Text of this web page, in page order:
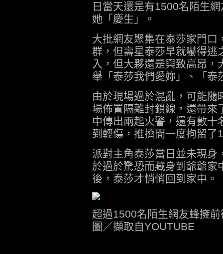
日當天還是有1500名陌生
她「慶生」。
大批網友聚集在泰莎家門口
群，但壽星泰莎早就嚇得逃
入，但大夥還是興致高昂
舉「泰莎我們愛妳」、「泰
由於現場過於混亂，可能隨
場佈置隔離封鎖線，還帶來
中傳出兩起火警，還有數十
到輕傷，推擠間一度拘留了
派對主角泰莎當日並未現身
於過於驚恐而藏身到爺爺家
後，泰莎才悄悄回到家中。
超過1500名陌生網友蜂擁
圖／擷取自YOUTUBE